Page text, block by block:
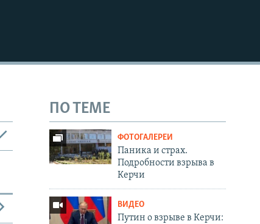
ПО ТЕМЕ
ФОТОГАЛЕРЕИ
Паника и страх.
Подробности взрыва в
Керчи
ВИДЕО
Путин о взрыве в Керчи: